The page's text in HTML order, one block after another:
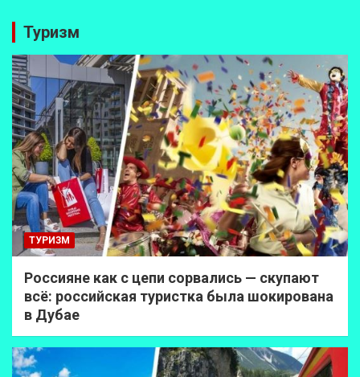
Туризм
ТУРИЗМ
Россияне как с цепи сорвались — скупают
всё: российская туристка была шокирована
в Дубае